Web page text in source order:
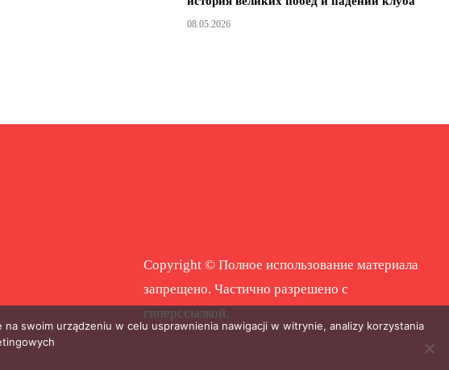
08.05.2026
Copyright © Полное использование материала
запрещено. Частично разрешено с
гиперссылкой.
swoim urządzeniu w celu usprawnienia nawigacji w witrynie, analizy korzystania